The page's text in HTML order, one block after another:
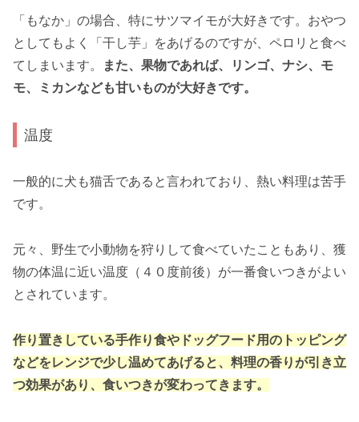
「もなか」の場合、特にサツマイモが大好きです。おやつ
としてもよく「干し芋」をあげるのですが、ペロリと食べ
てしまいます。
また、果物であれば、リンゴ、ナシ、モ
モ、ミカンなども甘いものが大好きです。
温度
一般的に犬も猫舌であると言われており、熱い料理は苦手
です。
元々、野生で小動物を狩りして食べていたこともあり、獲
物の体温に近い温度（４０度前後）が一番食いつきがよい
とされています。
作り置きしている手作り食やドッグフード用のトッピング
などをレンジで少し温めてあげると、料理の香りが引き立
つ効果があり、食いつきが変わってきます。